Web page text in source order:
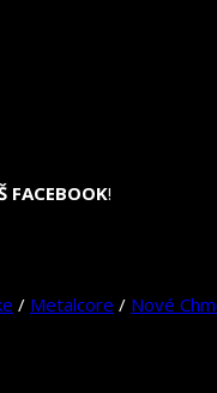
FACEBOOK!
/ Metalcore / Nové